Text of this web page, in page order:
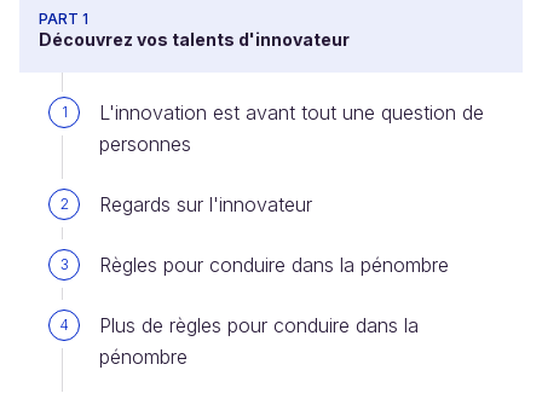
PART 1
Découvrez vos talents d'innovateur
1
L'innovation est avant tout une question de
personnes
2 Regards sur l'innovateur
3 Règles pour conduire dans la pénombre
4
Plus de règles pour conduire dans la
pénombre